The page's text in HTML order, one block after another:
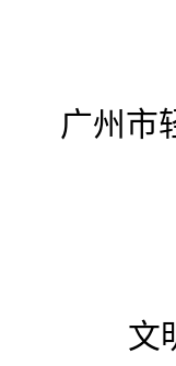
广州市
文